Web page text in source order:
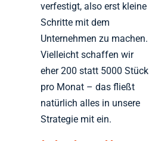
verfestigt, also erst kleine
Schritte mit dem
Unternehmen zu machen.
Vielleicht schaffen wir
eher 200 statt 5000 Stück
pro Monat – das fließt
natürlich alles in unsere
Strategie mit ein.